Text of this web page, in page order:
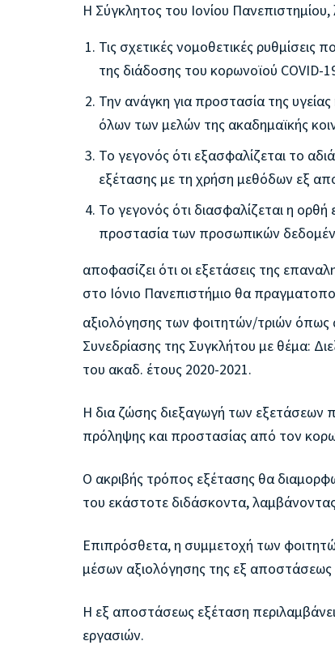
Η Σύγκλητος του Ιονίου
Τις σχετικές νομοθετικές ρυθμίσεις
της διάδοσης του κορωνοϊού CΟVID-
Την ανάγκη για προστασία της
όλων των μελών της ακαδημαϊκής
Το γεγονός ότι εξασφαλίζεται το
εξέτασης με τη χρήση μεθόδων εξ
Το γεγονός ότι διασφαλίζεται η
προστασία των προσωπικών
αποφασίζει ότι οι εξετάσεις της
στο Ιόνιο Πανεπιστήμιο θα
αξιολόγησης των φοιτητών/τριών
Συνεδρίασης της Συγκλήτου με θέμα:
του ακαδ. έτους 2020-2021.
Η δια ζώσης διεξαγωγή των
πρόληψης και προστασίας από τον
Ο ακριβής τρόπος εξέτασης θα
του εκάστοτε διδάσκοντα, λαμβάνοντας
Επιπρόσθετα, η συμμετοχή των
μέσων αξιολόγησης της εξ
Η εξ αποστάσεως εξέταση
εργασιών.